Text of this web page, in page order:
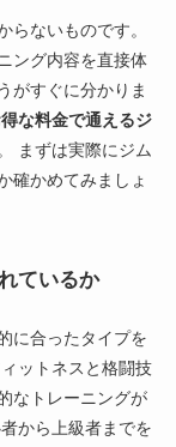
らないものです。
ング内容を直接体
がすぐに分かりま
な料金で通えるジ
まずは実際にジム
確かめてみましょ
ているか
に合ったタイプを
ットネスと格闘技
なトレーニングが
から上級者までを